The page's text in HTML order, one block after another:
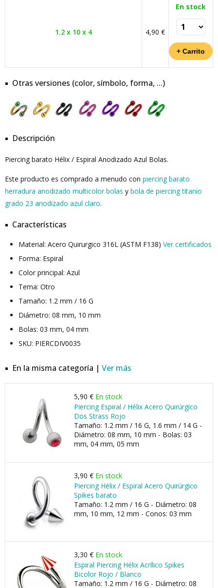
1.2 x 10 x 4 4,90 €
En stock
Otras versiones (color, símbolo, forma, ...)
Descripción
Piercing barato Hélix / Espiral Anodizado Azul Bolas.
Este producto es comprado a menudo con piercing barato
herradura anodizado multicolor bolas y bola de piercing titanio
grado 23 anodizado azul claro.
Características
Material: Acero Quirurgico 316L (ASTM F138) Ver certificados
Forma: Espiral
Color principal: Azul
Tema: Otro
Tamaño: 1.2 mm / 16 G
Diámetro: 08 mm, 10 mm
Bolas: 03 mm, 04 mm
SKU: PIERCDIV0035
En la misma categoría | Ver más
5,90 € En stock
Piercing Espiral / Hélix Acero Quirúrgico
Dos Strass Rojo
Tamaño: 1.2 mm / 16 G, 1.6 mm / 14 G -
Diámetro: 08 mm, 10 mm - Bolas: 03
mm, 04 mm, 05 mm
3,90 € En stock
Piercing Hélix / Espiral Acero Quirúrgico
Spikes barato
Tamaño: 1.2 mm / 16 G - Diámetro: 08
mm, 10 mm, 12 mm - Conos: 03 mm
3,30 € En stock
Espiral Piercing Hélix Acrílico Spikes
Bicolor Rojo / Blanco
Tamaño: 1.2 mm / 16 G - Diámetro: 08